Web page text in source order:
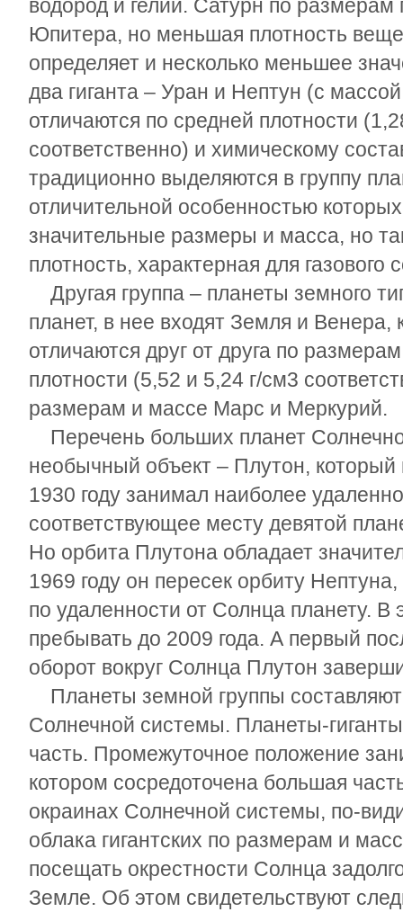
водород и гелий. Сатурн по размерам
Юпитера, но меньшая плотность
определяет и несколько меньшее
два гиганта – Уран и Нептун (с
отличаются по средней плотности
соответственно) и химическому
традиционно выделяются в группу
отличительной особенностью
значительные размеры и масса, но
плотность, характерная для газового
Другая группа – планеты земного
планет, в нее входят Земля и Венера,
отличаются друг от друга по
плотности (5,52 и 5,24 г/см3
размерам и массе Марс и Меркурий.
Перечень больших планет
необычный объект – Плутон, который
1930 году занимал наиболее
соответствующее месту девятой
Но орбита Плутона обладает
1969 году он пересек орбиту
по удаленности от Солнца планету. В
пребывать до 2009 года. А первый
оборот вокруг Солнца Плутон
Планеты земной группы
Солнечной системы. Планеты-
часть. Промежуточное положение
котором сосредоточена большая
окраинах Солнечной системы, по-
облака гигантских по размерам и
посещать окрестности Солнца
Земле. Об этом свидетельствуют